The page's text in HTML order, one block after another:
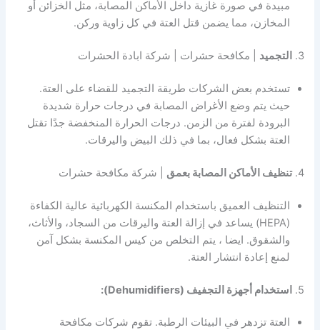
مبيدة في صورة غازية داخل الأماكن المصابة، مثل الخزائن أو
المخازن، مما يضمن قتل العتة في كل زاوية وركن.
3. التجميد | مكافحة حشرات | شركة ابادة الحشرات
تستخدم بعض الشركات طريقة التجميد للقضاء على العتة.
حيث يتم وضع الأغراض المصابة في درجات حرارة شديدة
البرودة لفترة من الزمن. درجات الحرارة المنخفضة جدًا تقتل
العتة بشكل فعال، بما في ذلك البيض واليرقات.
4. تنظيف الأماكن المصابة بعمق | شركة مكافحة حشرات
التنظيف العميق باستخدام المكنسة الكهربائية عالية الكفاءة
(HEPA) يساعد في إزالة العتة واليرقات من السجاد، والأثاث،
والشقوق. ايضا ، يتم التخلص من كيس المكنسة بشكل آمن
لمنع إعادة انتشار العتة.
5. استخدام أجهزة التجفيف (Dehumidifiers):
العتة تزدهر في البيئات الرطبة. تقوم شركات مكافحة